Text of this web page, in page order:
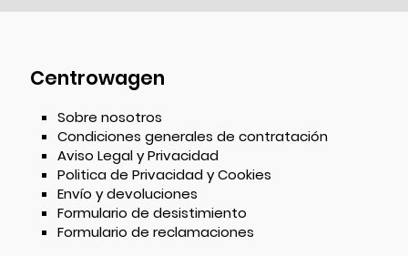
Centrowagen
Sobre nosotros
Condiciones generales de contratación
Aviso Legal y Privacidad
Politica de Privacidad y Cookies
Envío y devoluciones
Formulario de desistimiento
Formulario de reclamaciones